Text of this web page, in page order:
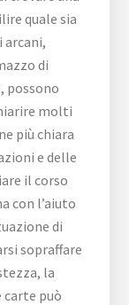
quale sia
arcani,
di
possono
molti
più chiara
e delle
il corso
con l’aiuto
di
sopraffare
la
carte può